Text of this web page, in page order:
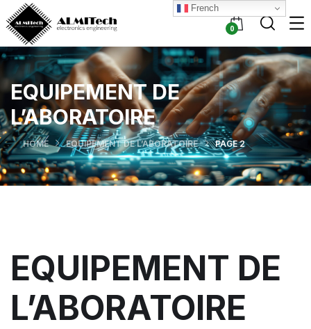
0
EQUIPEMENT DE
L’ABORATOIRE
HOME EQUIPEMENT DE L’ABORATOIRE PAGE 2
EQUIPEMENT DE
L’ABORATOIRE
French